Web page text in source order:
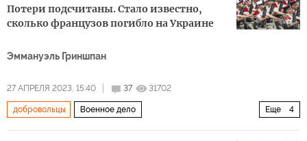
Потери подсчитаны. Стало известно,
сколько французов погибло на Украине
Эммануэль Гриншпан
27 АПРЕЛЯ 2023, 15:40 37 31702
Еще 4
добровольцы Военное дело